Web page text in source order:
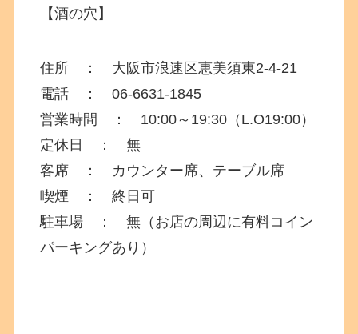
【酒の穴】
住所 ： 大阪市浪速区恵美須東2-4-21
電話 ： 06-6631-1845
営業時間 ： 10:00～19:30（L.O19:00）
定休日 ： 無
客席 ： カウンター席、テーブル席
喫煙 ： 終日可
駐車場 ： 無（お店の周辺に有料コイン
パーキングあり）